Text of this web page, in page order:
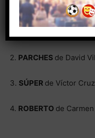
SÁBADO, 4 DE
2. PARCHES de David
3. SÚPER de Víctor
4. ROBERTO de